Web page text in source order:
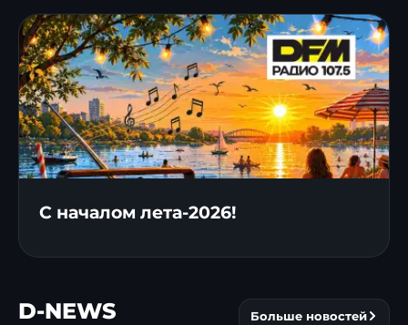
С началом лета-2026!
D-NEWS Больше новостей